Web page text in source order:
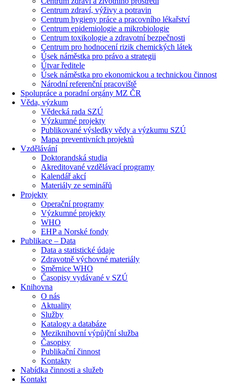
Centrum zdraví, výživy a potravin
Centrum hygieny práce a pracovního lékařství
Centrum epidemiologie a mikrobiologie
Centrum toxikologie a zdravotní bezpečnosti
Centrum pro hodnocení rizik chemických látek
Úsek náměstka pro právo a strategii
Útvar ředitele
Úsek náměstka pro ekonomickou a technickou činnost
Národní referenční pracoviště
Spolupráce a poradní orgány MZ ČR
Věda, výzkum
Vědecká rada SZÚ
Výzkumné projekty
Publikované výsledky vědy a výzkumu SZÚ
Mapa preventivních projektů
Vzdělávání
Doktorandská studia
Akreditované vzdělávací programy
Kalendář akcí
Materiály ze seminářů
Projekty
Operační programy
Výzkumné projekty
WHO
EHP a Norské fondy
Publikace – Data
Data a statistické údaje
Zdravotně výchovné materiály
Směrnice WHO
Časopisy vydávané v SZÚ
Knihovna
O nás
Aktuality
Služby
Katalogy a databáze
Meziknihovní výpůjční služba
Časopisy
Publikační činnost
Kontakty
Nabídka činnosti a služeb
Kontakt